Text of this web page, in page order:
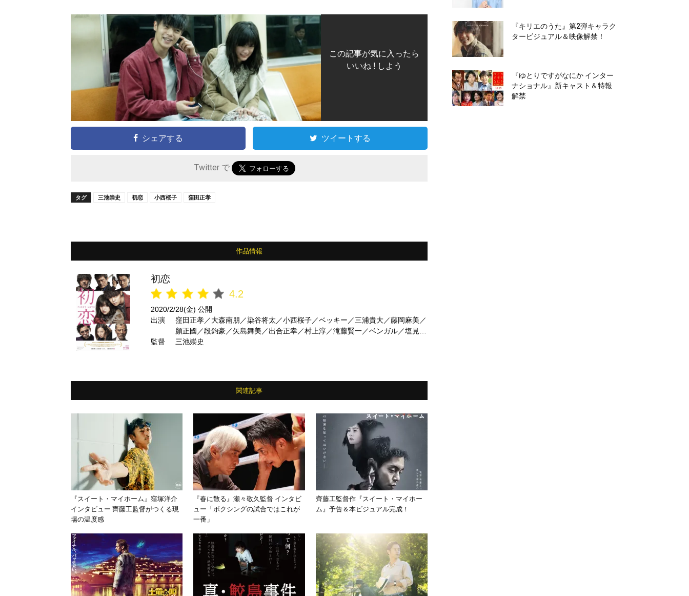
この記事が気に入ったら
いいね ! しよう
シェアする ツイートする
Twitter で
タグ 三池崇史 初恋 小西桜子 窪田正孝
作品情報
初恋
4.2
2020/2/28(金) 公開
出演
窪田正孝／大森南朋／染谷将太／小西桜子／ベッキー／三浦貴大／藤岡麻美／
顏正國／段鈞豪／矢島舞美／出合正幸／村上淳／滝藤賢一／ベンガル／塩見三
省／内野聖陽 ほか
監督 三池崇史
関連記事
『スイート・マイホーム』窪塚洋介
インタビュー 齊藤工監督がつくる現
場の温度感
『春に散る』瀬々敬久監督 インタビ
ュー「ボクシングの試合ではこれが
一番」
齊藤工監督作『スイート・マイホー
ム』予告＆本ビジュアル完成！
『キリエのうた』第2弾キャラク
タービジュアル＆映像解禁！
『ゆとりですがなにか インター
ナショナル』新キャスト＆特報
解禁